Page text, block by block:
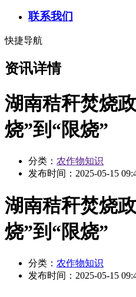
联系我们
快捷导航
资讯详情
湖南秸秆焚烧
烧”到“限烧”
分类： 农作物知识
发布时间： 2025-05-15
湖南秸秆焚烧
烧”到“限烧”
分类： 农作物知识
发布时间： 2025-05-15